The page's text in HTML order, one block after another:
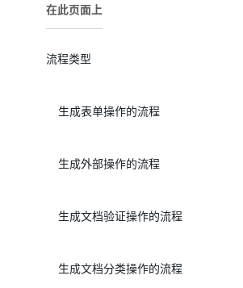
在此页面上
流程类型
生成表单操作的流程
生成外部操作的流程
生成文档验证操作的流程
生成文档分类操作的流程